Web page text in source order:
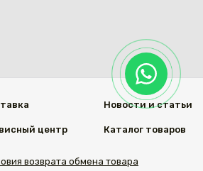
центр
Новости и статьи
Каталог товаров
возврата обмена товара